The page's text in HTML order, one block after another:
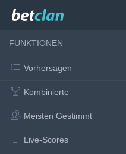
FUNKTIONEN
Vorhersagen
Kombinierte
Meisten Gestimmt
Live-Scores